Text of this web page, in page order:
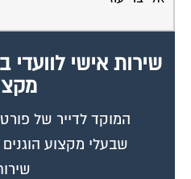
שירות אישי לוועדי
המוקד לדייר של
שבעלי מקצוע הוגנים